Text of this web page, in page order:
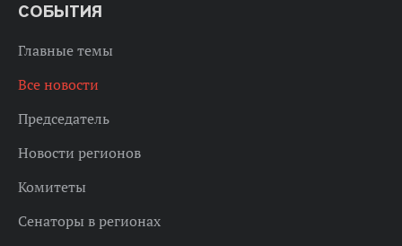
СОБЫТИЯ
Главные темы
Все новости
Председатель
Новости регионов
Комитеты
Сенаторы в регионах